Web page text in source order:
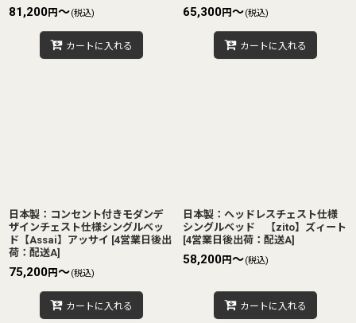
81,200円～(税込)
カートに入れる
65,300円～(税込)
カートに入れる
日本製：コンセント付きモダンデ
ザインチェスト仕様シングルベッ
ド【Assai】アッサイ [4営業日後出
荷：配送A]
75,200円～(税込)
カートに入れる
日本製：ヘッドレスチェスト仕様
シングルベッド 【zito】ズィート
[4営業日後出荷：配送A]
58,200円～(税込)
カートに入れる